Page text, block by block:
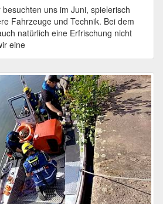
uns im Juni, spielerisch
Fahrzeuge und Technik. Bei dem
natürlich eine Erfrischung nicht
eine